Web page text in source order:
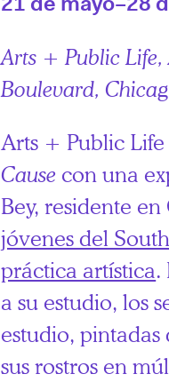
Arts + Public Life,
Boulevard,
Arts + Public
Cause con una
Bey, residente
jóvenes del
práctica artística.
a su estudio, los
estudio,
sus rostros en